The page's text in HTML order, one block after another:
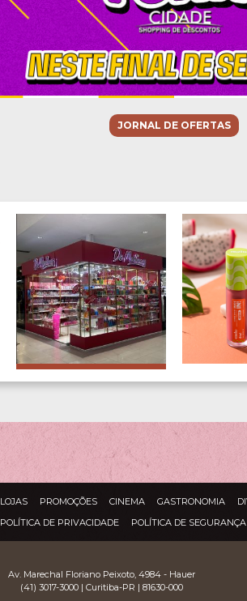
JORNAL DE OFERTAS
LOJAS PROMOÇÕES CINEMA GASTRONOMIA
POLÍTICA DE PRIVACIDADE
POLÍTICA DE
Av. Marechal Floriano Peixoto, 4984 - Hauer
(41) 3017-3000 | Curitiba-PR | 81630-000